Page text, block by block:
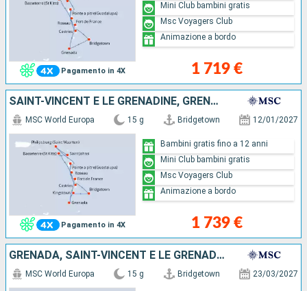
Pagamento in 4X 1 719 €
Mini Club bambini gratis
Msc Voyagers Club
Animazione a bordo
SAINT-VINCENT E LE GRENADINE, GRENADA, SAINT MARTIN, ANTIGUA E BARBUDA, SAN CRISTOFORO E NEVIS, DOMINICA, MARTINICA, GUADALUPA, SANTA LUCIA, BARBADOS
Pagamento in 4X
MSC World Europa 15 g Bridgetown 12/01/2027
1 739 €
Bambini gratis fino a 12 anni
Mini Club bambini gratis
Msc Voyagers Club
Animazione a bordo
GRENADA, SAINT-VINCENT E LE GRENADINE, SAINT MARTIN, ANTIGUA E BARBUDA, SAN CRISTOFORO E NEVIS, DOMINICA, MARTINICA, GUADALUPA, SANTA LUCIA, BARBADOS
MSC World Europa 15 g Bridgetown 23/03/2027